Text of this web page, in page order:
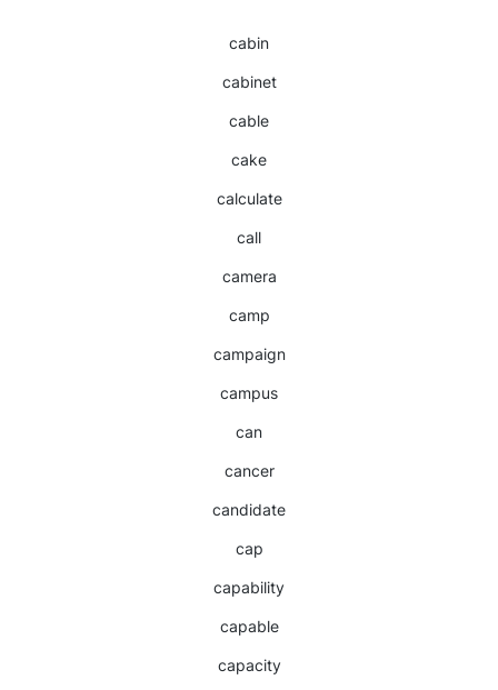
cabin
cabinet
cable
cake
calculate
call
camera
camp
campaign
campus
can
cancer
candidate
cap
capability
capable
capacity